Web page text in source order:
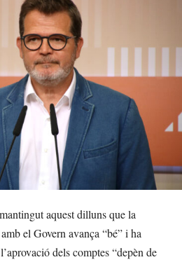
aquest dilluns que la
el Govern avança “bé” i ha
dels comptes “depèn de